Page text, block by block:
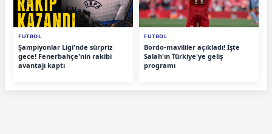
FUTBOL
Şampiyonlar Ligi'nde sürpriz
gece! Fenerbahçe'nin rakibi
avantajı kaptı
FUTBOL
Bordo-mavililer açıkladı! İşte
Salah'ın Türkiye'ye geliş
programı